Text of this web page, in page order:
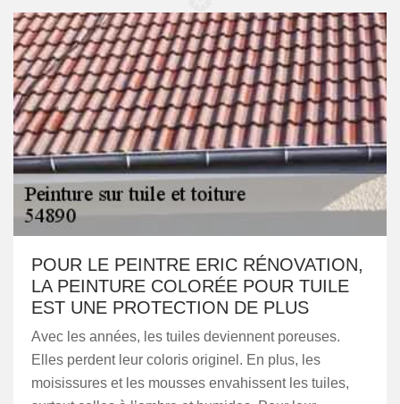
POUR LE PEINTRE ERIC RÉNOVATION,
LA PEINTURE COLORÉE POUR TUILE
EST UNE PROTECTION DE PLUS
Avec les années, les tuiles deviennent poreuses.
Elles perdent leur coloris originel. En plus, les
moisissures et les mousses envahissent les tuiles,